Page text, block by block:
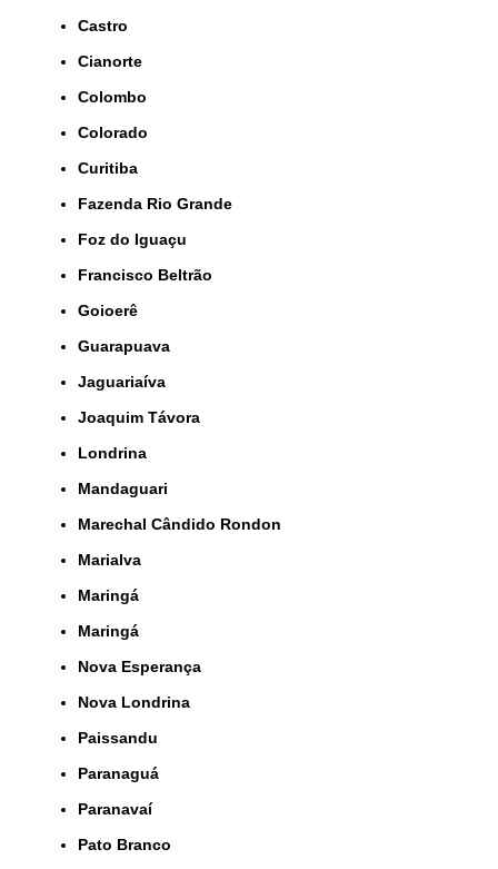
Castro
Cianorte
Colombo
Colorado
Curitiba
Fazenda Rio Grande
Foz do Iguaçu
Francisco Beltrão
Goioerê
Guarapuava
Jaguariaíva
Joaquim Távora
Londrina
Mandaguari
Marechal Cândido Rondon
Marialva
Maringá
Maringá
Nova Esperança
Nova Londrina
Paissandu
Paranaguá
Paranavaí
Pato Branco